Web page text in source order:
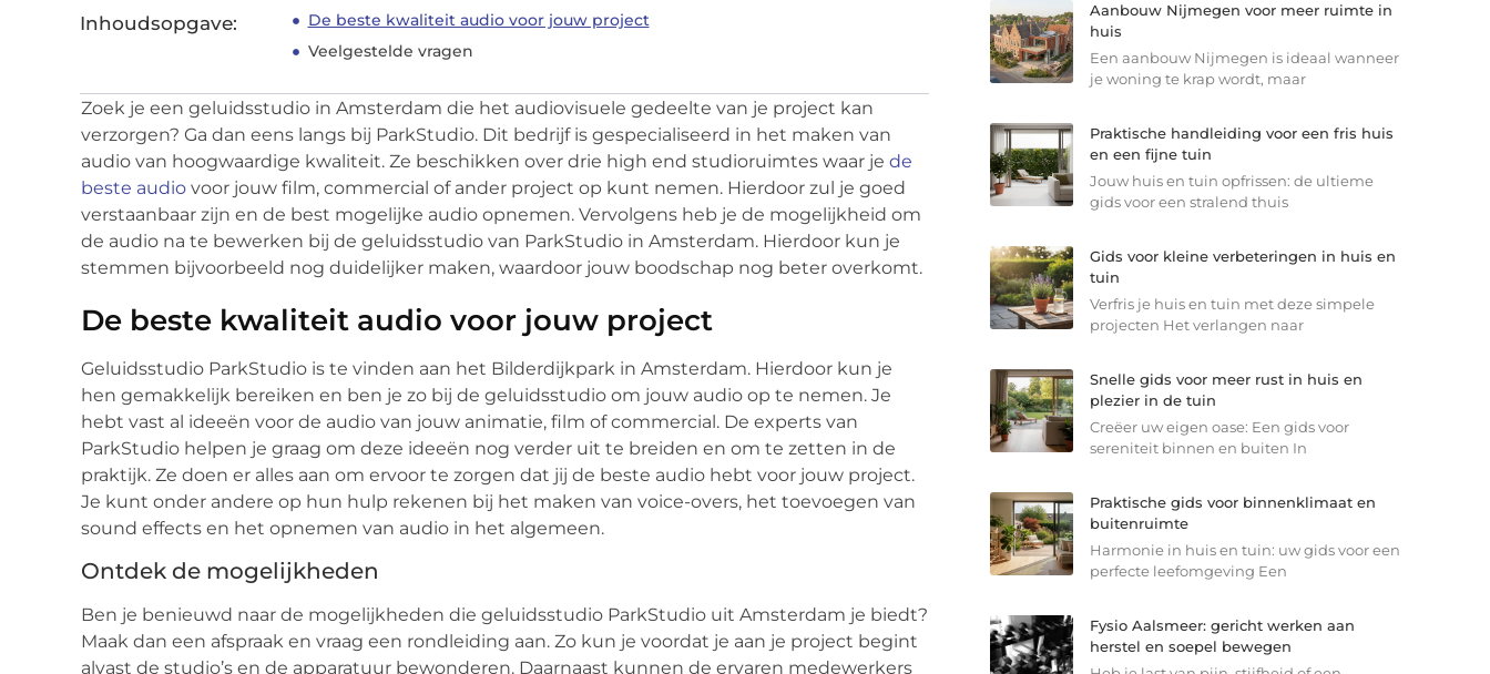
Inhoudsopgave:
De beste kwaliteit audio voor jouw project
Veelgestelde vragen
Zoek je een geluidsstudio in Amsterdam die het audiovisuele gedeelte van je project kan
verzorgen? Ga dan eens langs bij ParkStudio. Dit bedrijf is gespecialiseerd in het maken van
audio van hoogwaardige kwaliteit. Ze beschikken over drie high end studioruimtes waar je de
beste audio voor jouw film, commercial of ander project op kunt nemen. Hierdoor zul je goed
verstaanbaar zijn en de best mogelijke audio opnemen. Vervolgens heb je de mogelijkheid om
de audio na te bewerken bij de geluidsstudio van ParkStudio in Amsterdam. Hierdoor kun je
stemmen bijvoorbeeld nog duidelijker maken, waardoor jouw boodschap nog beter overkomt.
De beste kwaliteit audio voor jouw project
Geluidsstudio ParkStudio is te vinden aan het Bilderdijkpark in Amsterdam. Hierdoor kun je
hen gemakkelijk bereiken en ben je zo bij de geluidsstudio om jouw audio op te nemen. Je
hebt vast al ideeën voor de audio van jouw animatie, film of commercial. De experts van
ParkStudio helpen je graag om deze ideeën nog verder uit te breiden en om te zetten in de
praktijk. Ze doen er alles aan om ervoor te zorgen dat jij de beste audio hebt voor jouw project.
Je kunt onder andere op hun hulp rekenen bij het maken van voice-overs, het toevoegen van
sound effects en het opnemen van audio in het algemeen.
Ontdek de mogelijkheden
Ben je benieuwd naar de mogelijkheden die geluidsstudio ParkStudio uit Amsterdam je biedt?
Maak dan een afspraak en vraag een rondleiding aan. Zo kun je voordat je aan je project begint
alvast de studio’s en de apparatuur bewonderen. Daarnaast kunnen de ervaren medewerkers
Aanbouw Nijmegen voor meer ruimte in
huis
Een aanbouw Nijmegen is ideaal wanneer
je woning te krap wordt, maar
Praktische handleiding voor een fris huis
en een fijne tuin
Jouw huis en tuin opfrissen: de ultieme
gids voor een stralend thuis
Gids voor kleine verbeteringen in huis en
tuin
Verfris je huis en tuin met deze simpele
projecten Het verlangen naar
Snelle gids voor meer rust in huis en
plezier in de tuin
Creëer uw eigen oase: Een gids voor
sereniteit binnen en buiten In
Praktische gids voor binnenklimaat en
buitenruimte
Harmonie in huis en tuin: uw gids voor een
perfecte leefomgeving Een
Fysio Aalsmeer: gericht werken aan
herstel en soepel bewegen